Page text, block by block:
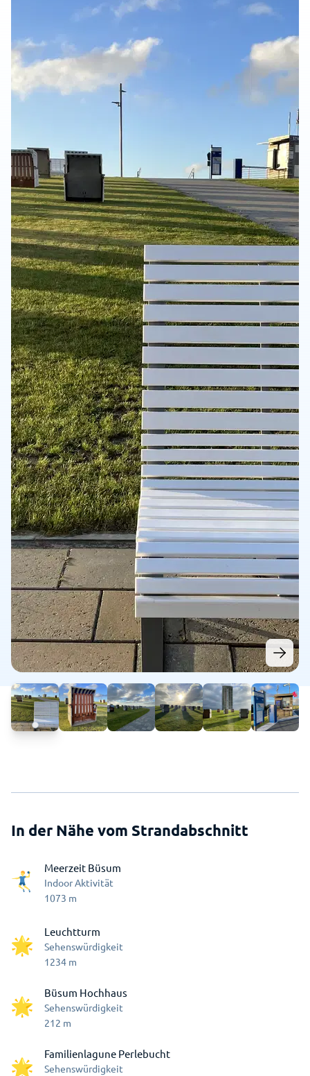
In der Nähe vom Strandabschnitt
Meerzeit Büsum
Indoor Aktivität
1073 m
Leuchtturm
Sehenswürdigkeit
1234 m
Büsum Hochhaus
Sehenswürdigkeit
212 m
Familienlagune Perlebucht
Sehenswürdigkeit